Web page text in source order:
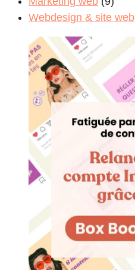
Webdesign & site web